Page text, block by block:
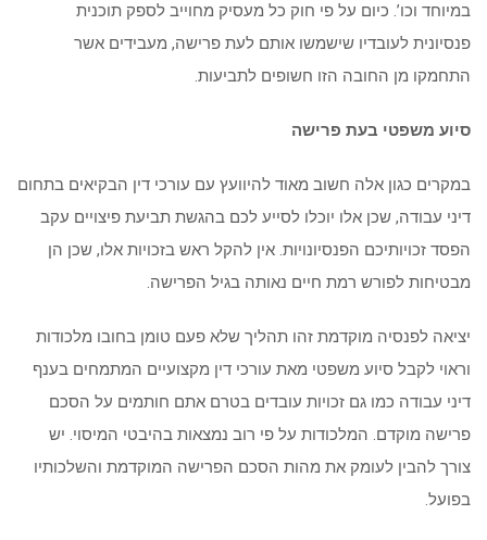
במיוחד וכו’. כיום על פי חוק כל מעסיק מחוייב לספק תוכנית
פנסיונית לעובדיו שישמשו אותם לעת פרישה, מעבידים אשר
התחמקו מן החובה הזו חשופים לתביעות.
סיוע משפטי בעת פרישה
במקרים כגון אלה חשוב מאוד להיוועץ עם עורכי דין הבקיאים בתחום
דיני עבודה, שכן אלו יוכלו לסייע לכם בהגשת תביעת פיצויים עקב
הפסד זכויותיכם הפנסיונויות. אין להקל ראש בזכויות אלו, שכן הן
מבטיחות לפורש רמת חיים נאותה בגיל הפרישה.
יציאה לפנסיה מוקדמת זהו תהליך שלא פעם טומן בחובו מלכודות
וראוי לקבל סיוע משפטי מאת עורכי דין מקצועיים המתמחים בענף
דיני עבודה כמו גם זכויות עובדים בטרם אתם חותמים על הסכם
פרישה מוקדם. המלכודות על פי רוב נמצאות בהיבטי המיסוי. יש
צורך להבין לעומק את מהות הסכם הפרישה המוקדמת והשלכותיו
בפועל.